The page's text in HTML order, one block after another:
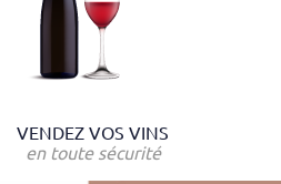
VENDEZ VOS VINS
en toute sécurité